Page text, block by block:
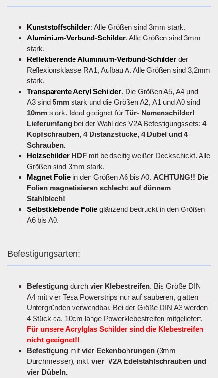
Kunststoffschilder: Alle Größen sind 3mm stark.
Aluminium-Verbund-Schilder. Alle Größen sind 3mm
stark.
Reflektierende Aluminium-Verbund-Schilder der
Reflexionsklasse RA1, Aufbau A. Alle Größen sind 3,2mm
stark.
Transparente Acryl Schilder. Die Größen A5, A4 und
A3 sind 5mm stark und die Größen A2, A1 und A0 sind
10mm stark. Ideal geeignet für Tür- Namenschilder!
Lieferumfang bei der Wahl des V2A Befestigungssets: 4
Kopfschrauben, 4 Distanzstücke, 4 Dübel und 4
Schrauben.
Holzschilder HDF mit beidseitig weißer Deckschickt. Alle
Größen sind 3mm stark.
Magnet Folie in den Größen A6 bis A0. ACHTUNG!! Die
Folien magnetisieren schlecht auf dünnem
Stahlblech!
Selbstklebende Folie glänzend bedruckt in den Größen
A6 bis A0.
Befestigungsarten:
Befestigung durch vier Klebestreifen. Bis Größe DIN
A4 mit vier Tesa Powerstrips nur auf sauberen, glatten
Untergründen verwendbar. Bei der Größe DIN A3 werden
4 Stück ca. 10cm lange Powerklebestreifen mitgeliefert.
Für unsere Acrylglas Schilder sind die Klebestreifen
nicht geeignet!!
Befestigung mit vier Eckenbohrungen (3mm
Durchmesser), inkl. vier V2A Edelstahlschrauben und
vier Dübeln.